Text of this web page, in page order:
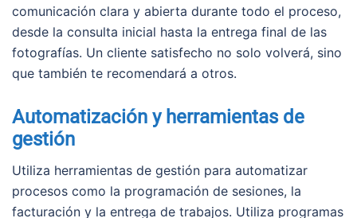
comunicación clara y abierta durante todo el proceso,
desde la consulta inicial hasta la entrega final de las
fotografías. Un cliente satisfecho no solo volverá, sino
que también te recomendará a otros.
Automatización y herramientas de
gestión
Utiliza herramientas de gestión para automatizar
procesos como la programación de sesiones, la
facturación y la entrega de trabajos. Utiliza programas